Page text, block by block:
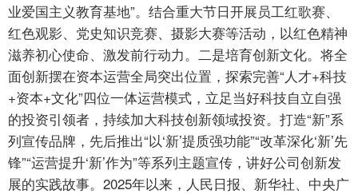
业爱国主义教育基地”。结合重大节日开展员工红歌赛、
红色观影、党史知识竞赛、摄影大赛等活动，以红色精神
滋养初心使命、激发前行动力。二是培育创新文化。将全
面创新摆在资本运营全局突出位置，探索完善“人才+科技
+资本+文化”四位一体运营模式，立足当好科技自立自强
的投资引领者，持续加大科技创新领域投资。打造“新”系
列宣传品牌，先后推出“以‘新’提质强功能”“改革深化‘新’先
锋”“运营提升‘新’作为”等系列主题宣传，讲好公司创新发
展的实践故事。2025年以来，人民日报、新华社、中央广